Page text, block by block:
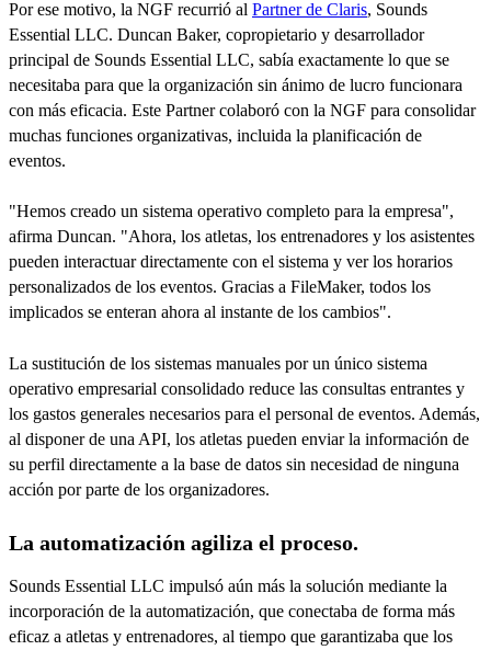
Por ese motivo, la NGF recurrió al Partner de Claris, Sounds
Essential LLC. Duncan Baker, copropietario y desarrollador
principal de Sounds Essential LLC, sabía exactamente lo que se
necesitaba para que la organización sin ánimo de lucro funcionara
con más eficacia. Este Partner colaboró con la NGF para consolidar
muchas funciones organizativas, incluida la planificación de
eventos.
"Hemos creado un sistema operativo completo para la empresa",
afirma Duncan. "Ahora, los atletas, los entrenadores y los asistentes
pueden interactuar directamente con el sistema y ver los horarios
personalizados de los eventos. Gracias a FileMaker, todos los
implicados se enteran ahora al instante de los cambios".
La sustitución de los sistemas manuales por un único sistema
operativo empresarial consolidado reduce las consultas entrantes y
los gastos generales necesarios para el personal de eventos. Además,
al disponer de una API, los atletas pueden enviar la información de
su perfil directamente a la base de datos sin necesidad de ninguna
acción por parte de los organizadores.
La automatización agiliza el proceso.
Sounds Essential LLC impulsó aún más la solución mediante la
incorporación de la automatización, que conectaba de forma más
eficaz a atletas y entrenadores, al tiempo que garantizaba que los